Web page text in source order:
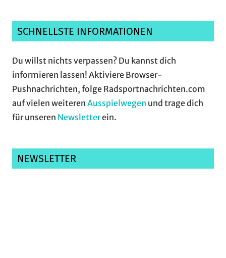
SCHNELLSTE INFORMATIONEN
Du willst nichts verpassen? Du kannst dich
informieren lassen! Aktiviere Browser-
Pushnachrichten, folge Radsportnachrichten.com
auf vielen weiteren Ausspielwegen und trage dich
für unseren Newsletterein.
NEWSLETTER